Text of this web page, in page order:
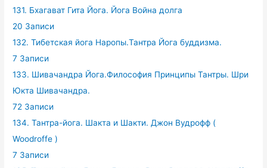
131. Бхагават Гита Йога. Йога Война долга
20 Записи
132. Тибетская йога Наропы.Тантра Йога буддизма.
7 Записи
133. Шивачандра Йога.Философия Принципы Тантры. Шри
Юкта Шивачандра.
72 Записи
134. Тантра-йога. Шакта и Шакти. Джон Вудрофф (
Woodroffe )
7 Записи